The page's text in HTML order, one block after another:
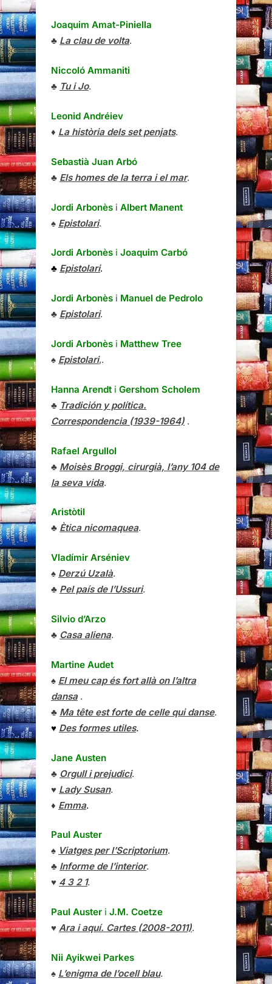
Joaquim Amat-Piniella
♣ La clau de volta.
Niccoló Ammaniti
♣ Tu i Jo.
Leonid Andréiev
♦ La història dels set penjats.
Sebastià Juan Arbó
♣ Els homes de la terra i el mar.
Jordi Arbonès i Albert Manent
♠ Epistolari.
Jordi Arbonès i Joaquim Carbó
♣ Epistolari.
Jordi Arbonès i Manuel de Pedrolo
♣ Epistolari.
Jordi Arbonès i Matthew Tree
♠ Epistolari,.
Hanna Arendt i Gershom Scholem
♣ Tradición y política.
Correspondencia (1939-1964) .
Rafael Argullol
♣ Moisès Broggi, cirurgià, l’any 104 de
la seva vida.
Aristòtil
♣ Ètica nicomaquea.
Vladímir Arséniev
♠ Derzú Uzalà.
♣ Pel país de l’Ussuri.
Silvio d’Arzo
♣ Casa aliena.
Martine Audet
♠ El meu cap és fort allà on l’altra
dansa.
♣ Ma tête est forte de celle qui danse.
♥ Des formes utiles.
Jane Austen
♣ Orgull i prejudici.
♥ Lady Susan.
♦ Emma.
Paul Auster
♠ Viatges per l’Scriptorium.
♣ Informe de l’interior.
♥ 4 3 2 1.
Paul Auster i J.M. Coetze
♥ Ara i aquí. Cartes (2008-2011).
Nii Ayikwei Parkes
♠ L’enigma de l’ocell blau.